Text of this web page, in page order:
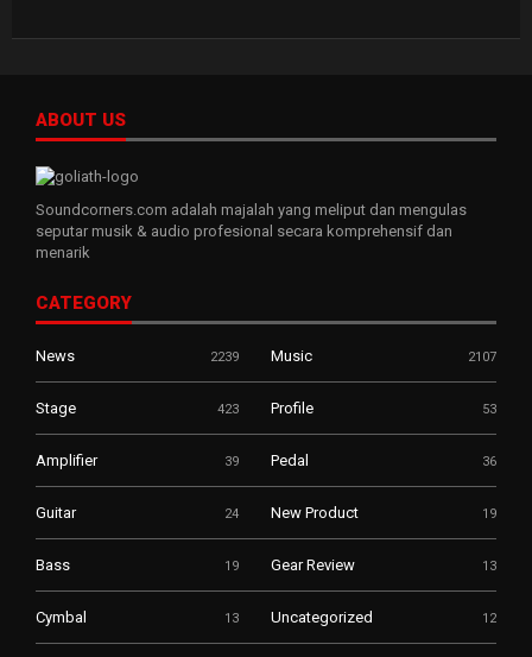
ABOUT US
Soundcorners.com adalah majalah yang meliput dan mengulas
seputar musik & audio profesional secara komprehensif dan
menarik
CATEGORY
News 2239 Music 2107
Stage 423 Profile 53
Amplifier 39 Pedal 36
Guitar 24 New Product 19
Bass 19 Gear Review 13
Cymbal 13 Uncategorized 12